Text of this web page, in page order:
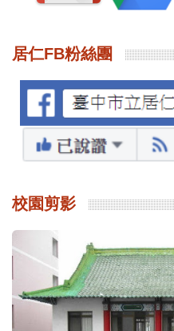
居仁FB粉絲團
校園剪影